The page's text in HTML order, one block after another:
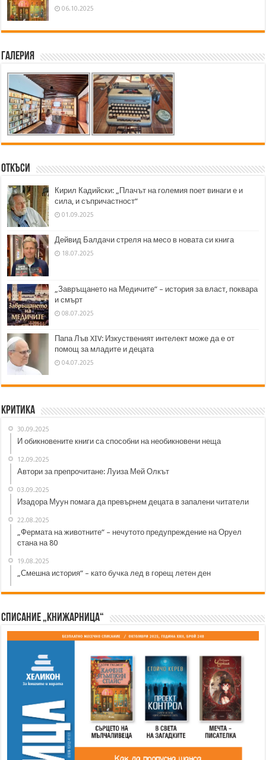
06.10.2025
Галерия
Откъси
Кирил Кадийски: „Плачът на големия поет винаги е и
сила, и съпричастност“
01.09.2025
Дейвид Балдачи стреля на месо в новата си книга
18.07.2025
„Завръщането на Медичите“ – история за власт, поквара
и смърт
08.07.2025
Папа Лъв XIV: Изкуственият интелект може да е от
помощ за младите и децата
04.07.2025
Критика
30.09.2025
И обикновените книги са способни на необикновени неща
12.09.2025
Автори за препрочитане: Луиза Мей Олкът
03.09.2025
Изадора Муун помага да превърнем децата в запалени читатели
22.08.2025
„Фермата на животните“ – нечутото предупреждение на Оруел
стана на 80
19.08.2025
„Смешна история“ – като бучка лед в горещ летен ден
Списание „Книжарница“